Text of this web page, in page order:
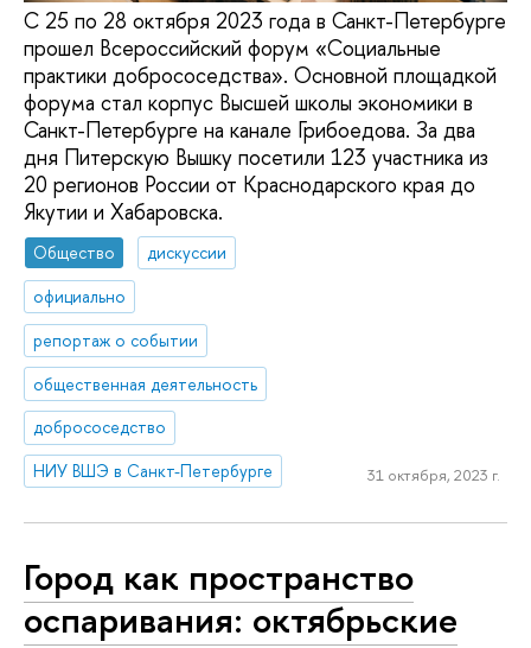
С 25 по 28 октября 2023 года в Санкт-Петербурге
прошел Всероссийский форум «Социальные
практики добрососедства». Основной площадкой
форума стал корпус Высшей школы экономики в
Санкт-Петербурге на канале Грибоедова. За два
дня Питерскую Вышку посетили 123 участника из
20 регионов России от Краснодарского края до
Якутии и Хабаровска.
Общество
дискуссии
официально
репортаж о событии
общественная деятельность
добрососедство
НИУ ВШЭ в Санкт-Петербурге
31 октября, 2023 г.
Город как пространство
оспаривания: октябрьские